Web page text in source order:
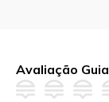
Avaliação